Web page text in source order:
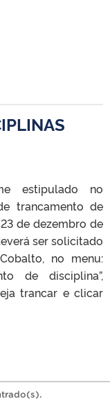
estipulado no
trancamento de
de dezembro de
ser solicitado
no menu:
de disciplina”,
trancar e clicar